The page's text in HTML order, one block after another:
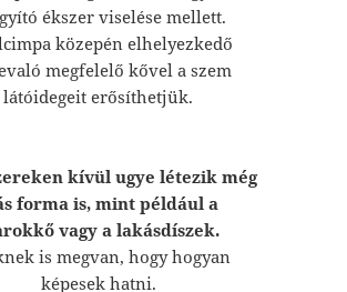
ékszer viselése mellett.
közepén elhelyezkedő
megfelelő kővel a szem
látóidegeit erősíthetjük.
kívül ugye létezik még
forma is, mint például a
vagy a lakásdíszek.
is megvan, hogy hogyan
képesek hatni.